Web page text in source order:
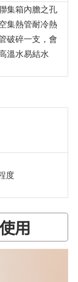
集箱內膽之孔
集熱管耐冷熱
破碎一支，會
溫水易結水
度
用